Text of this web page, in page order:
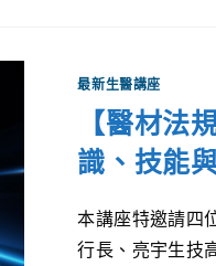
最新生醫講座
【醫材法
識、技能
本講座特邀請四
行長、亮宇生技